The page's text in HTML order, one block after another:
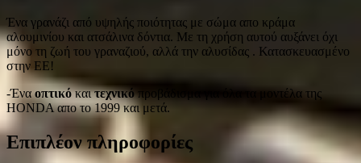
Ένα γρανάζι από υψηλής ποιότητας με σώμα απο κράμα
αλουμινίου και ατσάλινα δόντια. Με τη χρήση αυτoύ αυξάνει όχι
μόνο τη ζωή του γραναζιού, αλλά την αλυσίδας . Κατασκευασμένο
στην ΕΕ!
-Ένα οπτικόκαιτεχνικόπροβάδισμα για όλα τα μοντέλα της
HONDA απο το 1999 και μετά.
Επιπλέον πληροφορίες